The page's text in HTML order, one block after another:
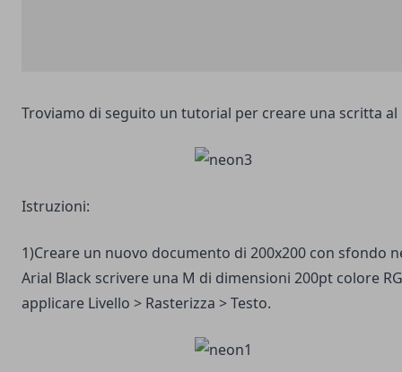
Troviamo di seguito un tutorial per creare una scritta al
Istruzioni:
1)Creare un nuovo documento di 200x200 con sfondo
Arial Black scrivere una M di dimensioni 200pt colore
applicare Livello > Rasterizza > Testo.